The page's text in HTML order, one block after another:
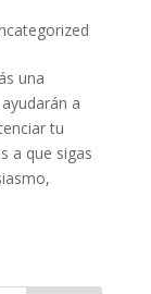
una
a
tu
a que sigas